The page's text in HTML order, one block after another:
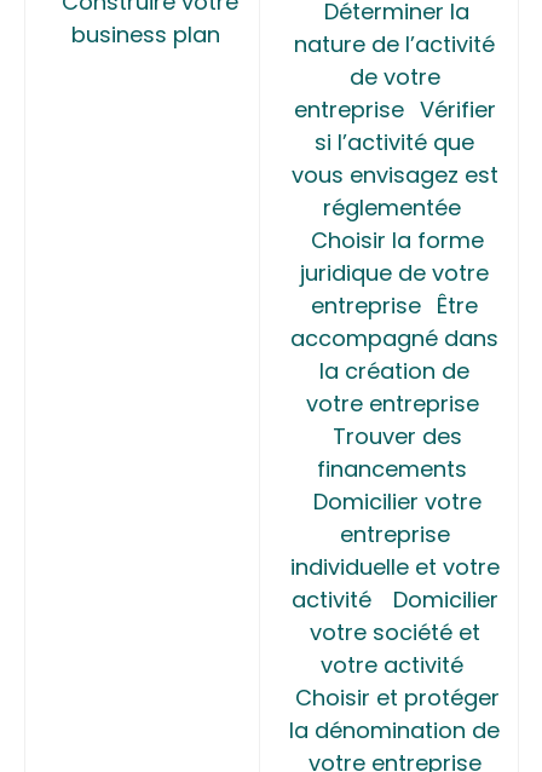
business plan
Déterminer la
nature de l’activité
de votre
entreprise Vérifier
si l’activité que
vous envisagez est
réglementée
Choisir la forme
juridique de votre
entreprise Être
accompagné dans
la création de
votre entreprise
Trouver des
financements
Domicilier votre
entreprise
individuelle et votre
activité
Domicilier
votre société et
votre activité
Choisir et protéger
la dénomination de
votre entreprise